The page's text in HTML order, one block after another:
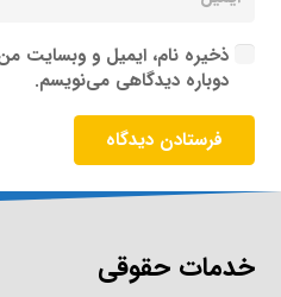
ذخیره نام، ایمیل و وبسایت
دوباره دیدگاهی می‌نویسم.
فرستادن دیدگاه
خدمات حقوقی